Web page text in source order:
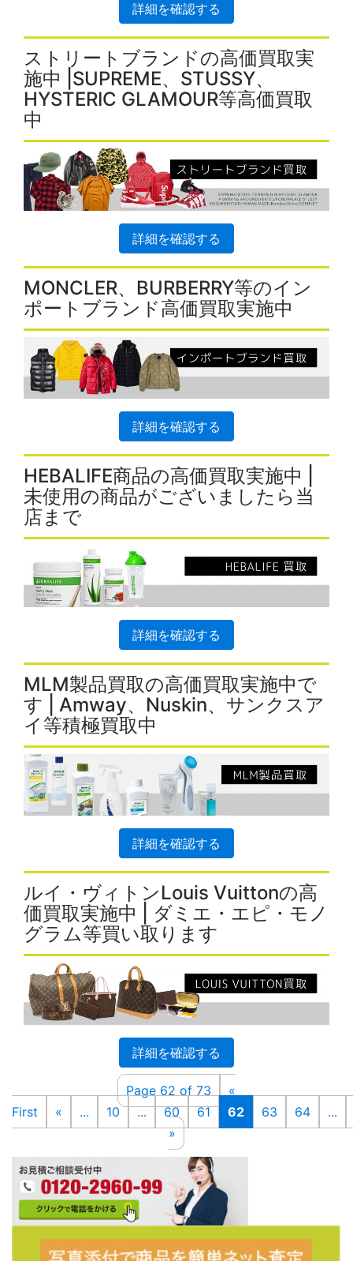
詳細を確認する
ストリートブランドの高価買取実
施中 |SUPREME、STUSSY、
HYSTERIC GLAMOUR等高価買取
中
詳細を確認する
MONCLER、BURBERRY等のイン
ポートブランド高価買取実施中
詳細を確認する
HEBALIFE商品の高価買取実施中 |
未使用の商品がございましたら当
店まで
詳細を確認する
MLM製品買取の高価買取実施中で
す | Amway、Nuskin、サンクスア
イ等積極買取中
詳細を確認する
ルイ・ヴィトンLouis Vuittonの高
価買取実施中 | ダミエ・エピ・モノ
グラム等買い取ります
詳細を確認する
Page 62 of 73
«
First
« ... 10 ... 60 61 62 63 64
...
»